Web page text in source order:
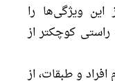
ویژگی‌ها را
راستی کوچکتر از
و طبقات، از